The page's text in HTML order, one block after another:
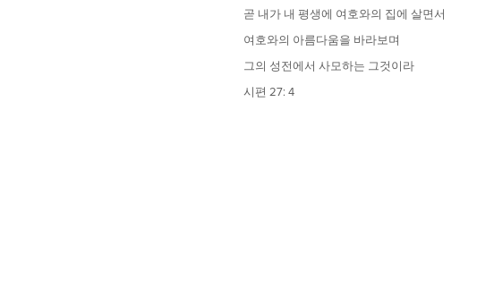
곧 내가 내 평생에 여호와의 집에 살면서
여호와의 아름다움을 바라보며
그의 성전에서 사모하는 그것이라
시편 27: 4